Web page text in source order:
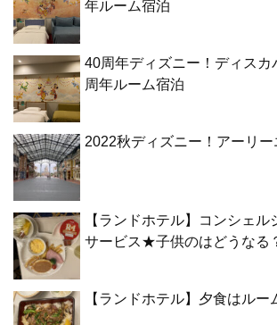
年ルーム宿泊
40周年ディズニー！ディスカ
周年ルーム宿泊
2022秋ディズニー！アーリー
【ランドホテル】コンシェル
サービス★子供のはどうなる
【ランドホテル】夕食はルー